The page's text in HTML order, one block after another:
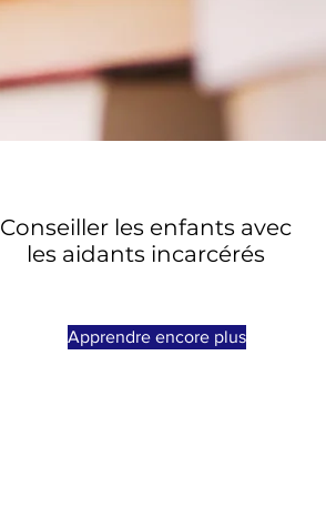
Conseiller les enfants avec
les aidants incarcérés
Apprendre encore plus